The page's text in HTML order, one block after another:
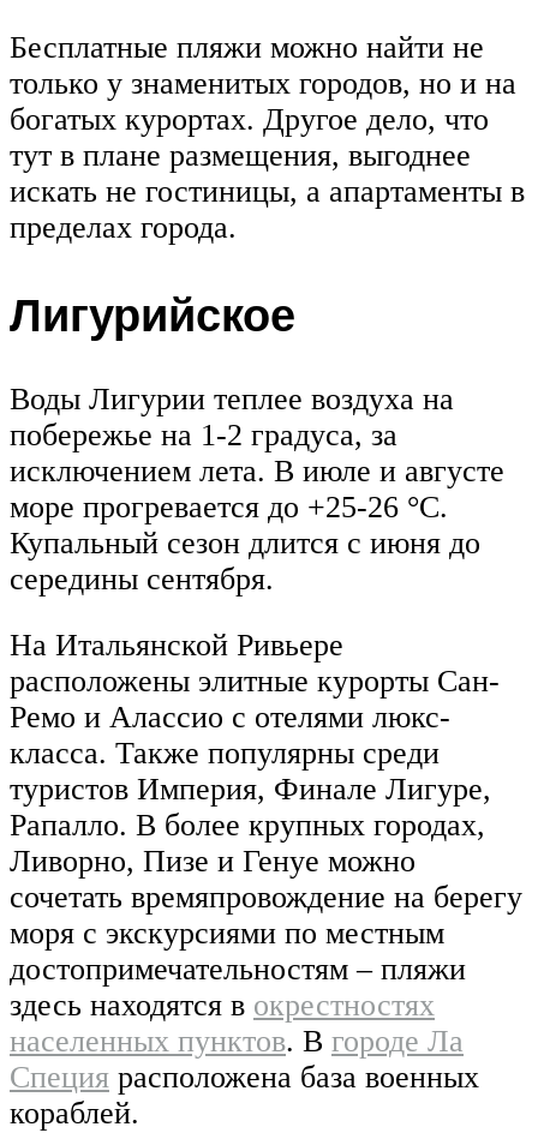
Бесплатные пляжи можно найти не
только у знаменитых городов, но и на
богатых курортах. Другое дело, что
тут в плане размещения, выгоднее
искать не гостиницы, а апартаменты в
пределах города.
Лигурийское
Воды Лигурии теплее воздуха на
побережье на 1-2 градуса, за
исключением лета. В июле и августе
море прогревается до +25-26 °С.
Купальный сезон длится с июня до
середины сентября.
На Итальянской Ривьере
расположены элитные курорты Сан-
Ремо и Алассио с отелями люкс-
класса. Также популярны среди
туристов Империя, Финале Лигуре,
Рапалло. В более крупных городах,
Ливорно, Пизе и Генуе можно
сочетать времяпровождение на берегу
моря с экскурсиями по местным
достопримечательностям – пляжи
здесь находятся в окрестностях
населенных пунктов. В городе Ла
Специя расположена база военных
кораблей.